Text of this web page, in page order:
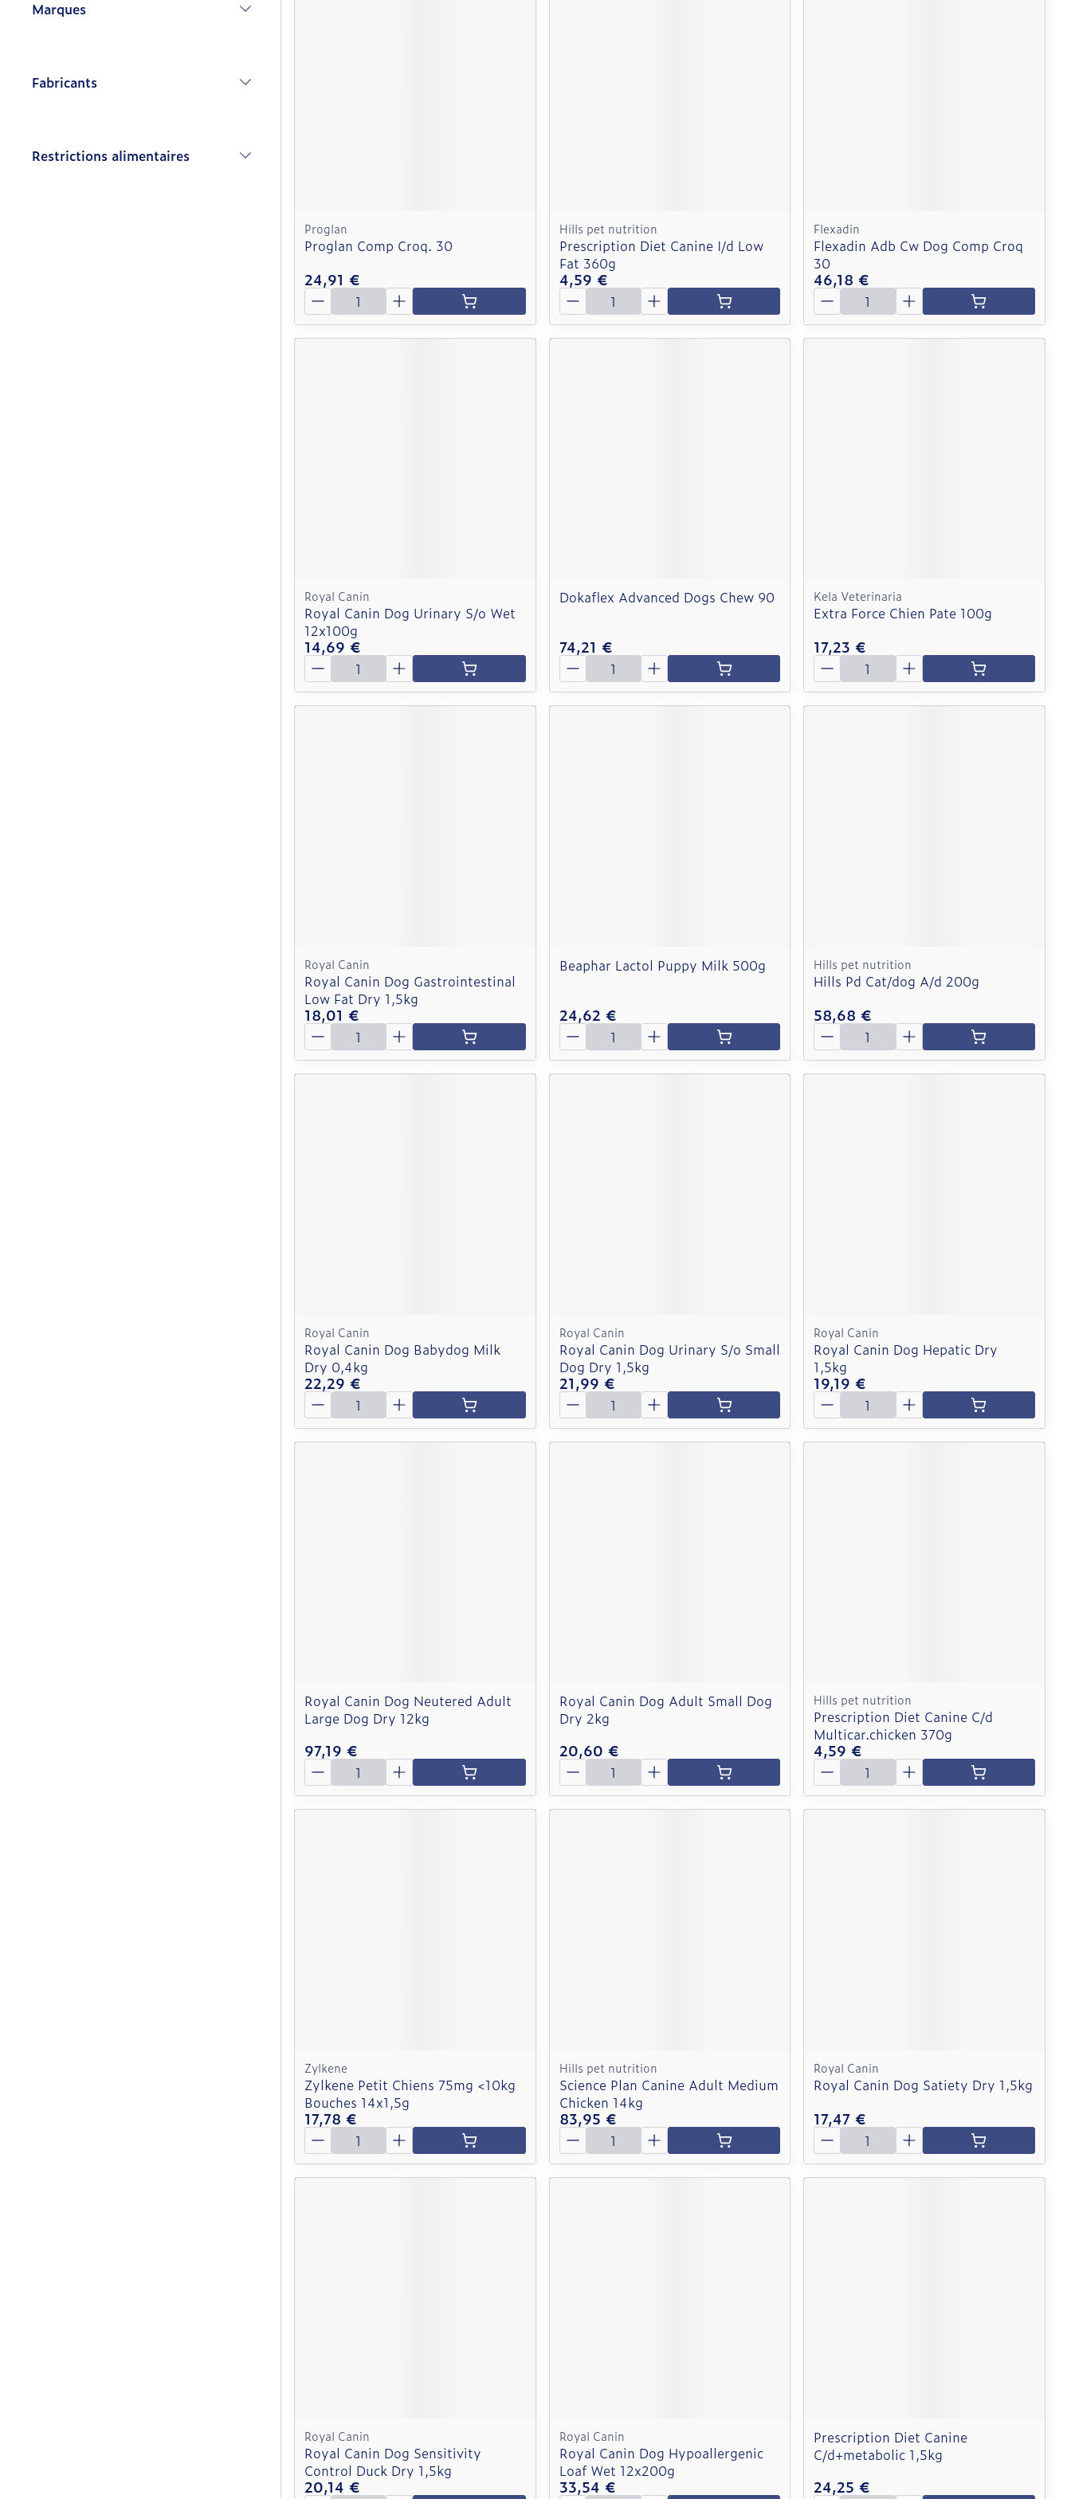
Marques
Fabricants
Restrictions alimentaires
Proglan
Proglan Comp Croq. 30
24,91 €
Quantité
Hills pet nutrition
Prescription Diet Canine I/d Low
Fat 360g
4,59 €
Quantité
Flexadin
Flexadin Adb Cw Dog Comp Croq
30
46,18 €
Quantité
Royal Canin
Royal Canin Dog Urinary S/o Wet
12x100g
14,69 €
Quantité
Dokaflex Advanced Dogs Chew 90
74,21 €
Quantité
Kela Veterinaria
Extra Force Chien Pate 100g
17,23 €
Quantité
Royal Canin
Royal Canin Dog Gastrointestinal
Low Fat Dry 1,5kg
18,01 €
Quantité
Beaphar Lactol Puppy Milk 500g
24,62 €
Quantité
Hills pet nutrition
Hills Pd Cat/dog A/d 200g
58,68 €
Quantité
Royal Canin
Royal Canin Dog Babydog Milk
Dry 0,4kg
22,29 €
Quantité
Royal Canin
Royal Canin Dog Urinary S/o Small
Dog Dry 1,5kg
21,99 €
Quantité
Royal Canin
Royal Canin Dog Hepatic Dry
1,5kg
19,19 €
Quantité
Royal Canin Dog Neutered Adult
Large Dog Dry 12kg
97,19 €
Quantité
Royal Canin Dog Adult Small Dog
Dry 2kg
20,60 €
Quantité
Hills pet nutrition
Prescription Diet Canine C/d
Multicar.chicken 370g
4,59 €
Quantité
Zylkene
Zylkene Petit Chiens 75mg <10kg
Bouches 14x1,5g
17,78 €
Quantité
Hills pet nutrition
Science Plan Canine Adult Medium
Chicken 14kg
83,95 €
Quantité
Royal Canin
Royal Canin Dog Satiety Dry 1,5kg
17,47 €
Quantité
Royal Canin
Royal Canin Dog Sensitivity
Control Duck Dry 1,5kg
20,14 €
Royal Canin
Royal Canin Dog Hypoallergenic
Loaf Wet 12x200g
33,54 €
Prescription Diet Canine
C/d+metabolic 1,5kg
24,25 €